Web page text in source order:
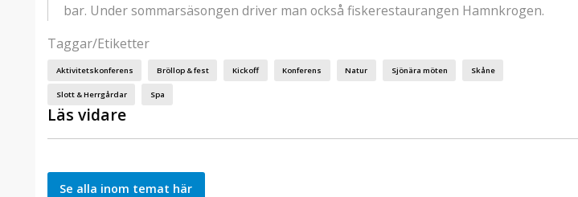
bar. Under sommarsäsongen driver man också fiskerestaurangen Hamnkrogen.
Taggar/Etiketter
Aktivitetskonferens Bröllop & fest Kickoff Konferens Natur Sjönära möten Skåne
Slott & Herrgårdar Spa
Läs vidare
Se alla inom temat här